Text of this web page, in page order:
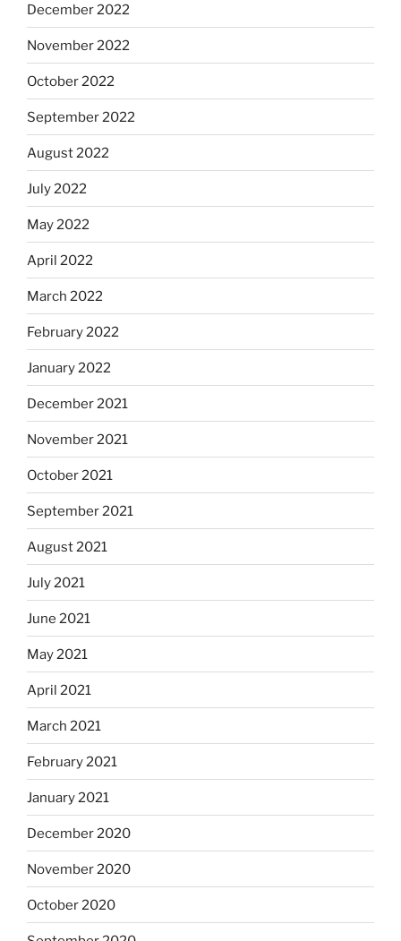
December 2022
November 2022
October 2022
September 2022
August 2022
July 2022
May 2022
April 2022
March 2022
February 2022
January 2022
December 2021
November 2021
October 2021
September 2021
August 2021
July 2021
June 2021
May 2021
April 2021
March 2021
February 2021
January 2021
December 2020
November 2020
October 2020